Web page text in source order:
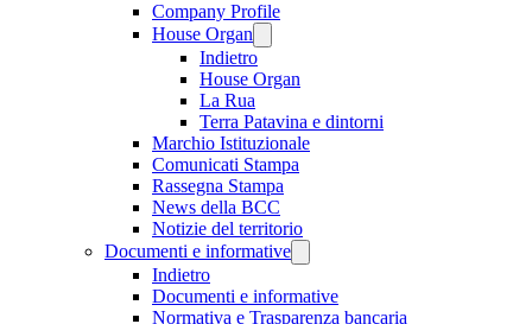
Company Profile
House Organ
Indietro
House Organ
La Rua
Terra Patavina e dintorni
Marchio Istituzionale
Comunicati Stampa
Rassegna Stampa
News della BCC
Notizie del territorio
Documenti e informative
Indietro
Documenti e informative
Normativa e Trasparenza bancaria